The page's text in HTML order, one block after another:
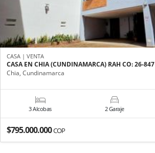
CASA | VENTA
CASA EN CHIA (CUNDINAMARCA) RAH CO: 26-847
Chia, Cundinamarca
3 Alcobas 2 Garaje
$795.000.000COP